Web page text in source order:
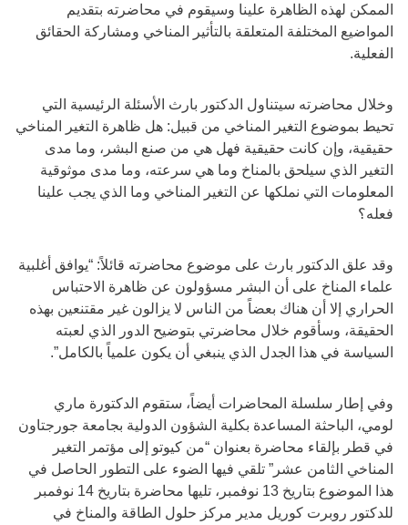
الممكن لهذه الظاهرة علينا وسيقوم في محاضرته بتقديم
المواضيع المختلفة المتعلقة بالتأثير المناخي ومشاركة الحقائق
الفعلية.
وخلال محاضرته سيتناول الدكتور بارث الأسئلة الرئيسية التي
تحيط بموضوع التغير المناخي من قبيل: هل ظاهرة التغير المناخي
حقيقية، وإن كانت حقيقية فهل هي من صنع البشر، وما مدى
التغير الذي سيلحق بالمناخ وما هي سرعته، وما مدى موثوقية
المعلومات التي نملكها عن التغير المناخي وما الذي يجب علينا
فعله؟
وقد علق الدكتور بارث على موضوع محاضرته قائلاً: “يوافق أغلبية
علماء المناخ على أن البشر مسؤولون عن ظاهرة الاحتباس
الحراري إلا أن هناك بعضاً من الناس لا يزالون غير مقتنعين بهذه
الحقيقة، وسأقوم خلال محاضرتي بتوضيح الدور الذي لعبته
السياسة في هذا الجدل الذي ينبغي أن يكون علمياً بالكامل”.
وفي إطار سلسلة المحاضرات أيضاً، ستقوم الدكتورة ماري
لومي، الباحثة المساعدة بكلية الشؤون الدولية بجامعة جورجتاون
في قطر بإلقاء محاضرة بعنوان “من كيوتو إلى مؤتمر التغير
المناخي الثامن عشر” تلقي فيها الضوء على التطور الحاصل في
هذا الموضوع بتاريخ 13 نوفمبر، تليها محاضرة بتاريخ 14 نوفمبر
للدكتور روبرت كوريل مدير مركز حلول الطاقة والمناخ في